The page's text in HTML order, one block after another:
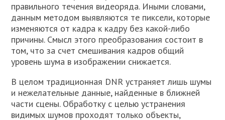
правильного течения видеоряда. Иными словами,
данным методом выявляются те пиксели, которые
изменяются от кадра к кадру без какой-либо
причины. Смысл этого преобразования состоит в
том, что за счет смешивания кадров общий
уровень шума в изображении снижается.
В целом традиционная DNR устраняет лишь шумы
и нежелательные данные, найденные в ближней
части сцены. Обработку с целью устранения
видимых шумов проходят только объекты,